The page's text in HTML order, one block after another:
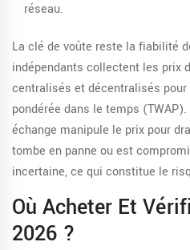
réseau.
La clé de voûte reste la fiabilité
indépendants collectent les prix
centralisés et décentralisés pour
pondérée dans le temps (TWAP).
échange manipule le prix pour
tombe en panne ou est
incertaine, ce qui constitue le
Où Acheter Et
2026 ?